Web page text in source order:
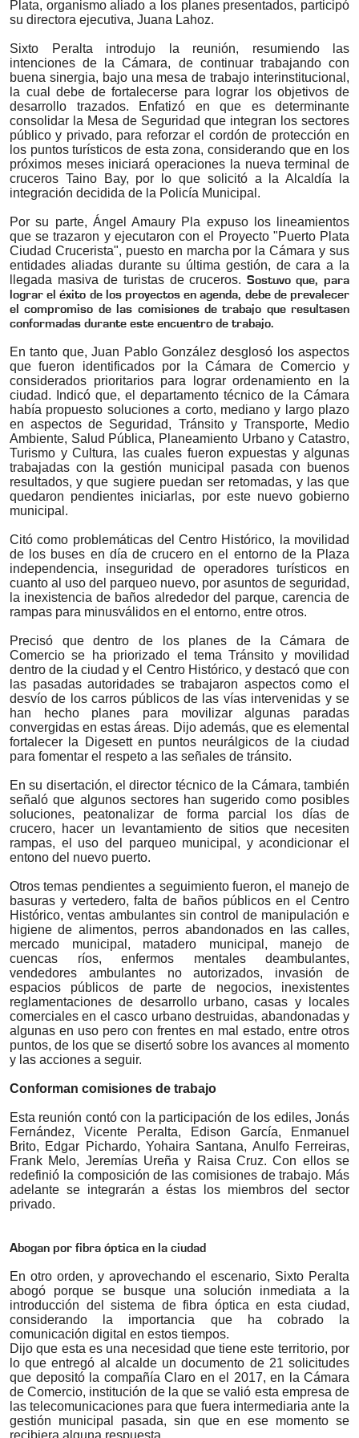
Plata, organismo aliado a los planes presentados, participó
su directora ejecutiva, Juana Lahoz.
Sixto Peralta introdujo la reunión, resumiendo las
intenciones de la Cámara, de continuar trabajando con
buena sinergia, bajo una mesa de trabajo interinstitucional,
la cual debe de fortalecerse para lograr los objetivos de
desarrollo trazados. Enfatizó en que es determinante
consolidar la Mesa de Seguridad que integran los sectores
público y privado, para reforzar el cordón de protección en
los puntos turísticos de esta zona, considerando que en los
próximos meses iniciará operaciones la nueva terminal de
cruceros Taino Bay, por lo que solicitó a la Alcaldía la
integración decidida de la Policía Municipal.
Por su parte, Ángel Amaury Pla expuso los lineamientos
que se trazaron y ejecutaron con el Proyecto "Puerto Plata
Ciudad Crucerista", puesto en marcha por la Cámara y sus
entidades aliadas durante su última gestión, de cara a la
llegada masiva de turistas de cruceros. Sostuvo que, para
lograr el éxito de los proyectos en agenda, debe de prevalecer
el compromiso de las comisiones de trabajo que resultasen
conformadas durante este encuentro de trabajo.
En tanto que, Juan Pablo González desglosó los aspectos
que fueron identificados por la Cámara de Comercio y
considerados prioritarios para lograr ordenamiento en la
ciudad. Indicó que, el departamento técnico de la Cámara
había propuesto soluciones a corto, mediano y largo plazo
en aspectos de Seguridad, Tránsito y Transporte, Medio
Ambiente, Salud Pública, Planeamiento Urbano y Catastro,
Turismo y Cultura, las cuales fueron expuestas y algunas
trabajadas con la gestión municipal pasada con buenos
resultados, y que sugiere puedan ser retomadas, y las que
quedaron pendientes iniciarlas, por este nuevo gobierno
municipal.
Citó como problemáticas del Centro Histórico, la movilidad
de los buses en día de crucero en el entorno de la Plaza
independencia, inseguridad de operadores turísticos en
cuanto al uso del parqueo nuevo, por asuntos de seguridad,
la inexistencia de baños alrededor del parque, carencia de
rampas para minusválidos en el entorno, entre otros.
Precisó que dentro de los planes de la Cámara de
Comercio se ha priorizado el tema Tránsito y movilidad
dentro de la ciudad y el Centro Histórico, y destacó que con
las pasadas autoridades se trabajaron aspectos como el
desvío de los carros públicos de las vías intervenidas y se
han hecho planes para movilizar algunas paradas
convergidas en estas áreas. Dijo además, que es elemental
fortalecer la Digesett en puntos neurálgicos de la ciudad
para fomentar el respeto a las señales de tránsito.
En su disertación, el director técnico de la Cámara, también
señaló que algunos sectores han sugerido como posibles
soluciones, peatonalizar de forma parcial los días de
crucero, hacer un levantamiento de sitios que necesiten
rampas, el uso del parqueo municipal, y acondicionar el
entono del nuevo puerto.
Otros temas pendientes a seguimiento fueron, el manejo de
basuras y vertedero, falta de baños públicos en el Centro
Histórico, ventas ambulantes sin control de manipulación e
higiene de alimentos, perros abandonados en las calles,
mercado municipal, matadero municipal, manejo de
cuencas ríos, enfermos mentales deambulantes,
vendedores ambulantes no autorizados, invasión de
espacios públicos de parte de negocios, inexistentes
reglamentaciones de desarrollo urbano, casas y locales
comerciales en el casco urbano destruidas, abandonadas y
algunas en uso pero con frentes en mal estado, entre otros
puntos, de los que se disertó sobre los avances al momento
y las acciones a seguir.
Conforman comisiones de trabajo
Esta reunión contó con la participación de los ediles, Jonás
Fernández, Vicente Peralta, Edison García, Enmanuel
Brito, Edgar Pichardo, Yohaira Santana, Anulfo Ferreiras,
Frank Melo, Jeremías Ureña y Raisa Cruz. Con ellos se
redefinió la composición de las comisiones de trabajo. Más
adelante se integrarán a éstas los miembros del sector
privado.
Abogan por fibra óptica en la ciudad
En otro orden, y aprovechando el escenario, Sixto Peralta
abogó porque se busque una solución inmediata a la
introducción del sistema de fibra óptica en esta ciudad,
considerando la importancia que ha cobrado la
comunicación digital en estos tiempos.
Dijo que esta es una necesidad que tiene este territorio, por
lo que entregó al alcalde un documento de 21 solicitudes
que depositó la compañía Claro en el 2017, en la Cámara
de Comercio, institución de la que se valió esta empresa de
las telecomunicaciones para que fuera intermediaria ante la
gestión municipal pasada, sin que en ese momento se
recibiera alguna respuesta.